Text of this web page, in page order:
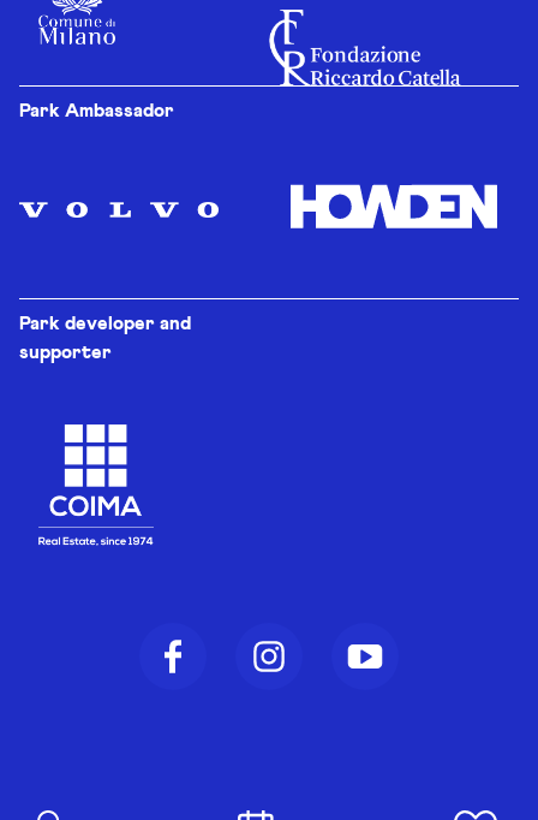
Park Ambassador
Park developer and
supporter